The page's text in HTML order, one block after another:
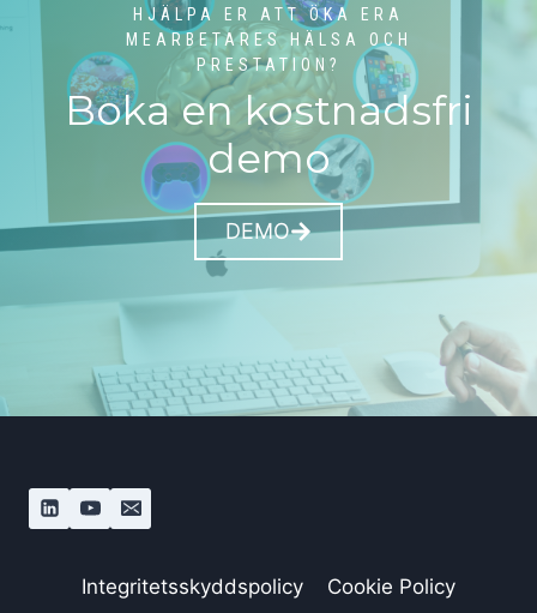
HJÄLPA ER ATT ÖKA ERA
MEARBETARES HÄLSA OCH
PRESTATION?
Boka en kostnadsfri
demo
DEMO
Integritetsskyddspolicy Cookie Policy